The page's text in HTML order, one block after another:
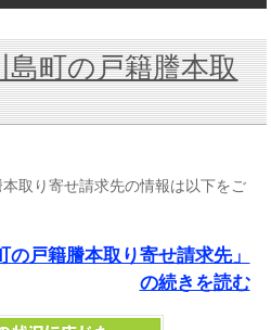
島町の戸籍謄本取
取り寄せ請求先の情報は以下をご
の戸籍謄本取り寄せ請求先」
の続きを読む